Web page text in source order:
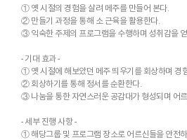
① 옛 시절의 경험을 살려 메주를 만들어 본다.
② 만들기 과정을 통해 소 근육을 활용한다.
③ 익숙한 주제의 프로그램을 수행하며 성취감을
- 기대 효과 -
① 옛 시절에 해보았던 메주 띄우기를 회상하며 경
② 회상하기를 통해 정서를 순환한다.
③ 나눔을 통한 자연스러운 공감대가 형성되며 어
- 세부 진행 사항 -
① 해당그룹 및 프로그램 장소로 어르신들을 안전